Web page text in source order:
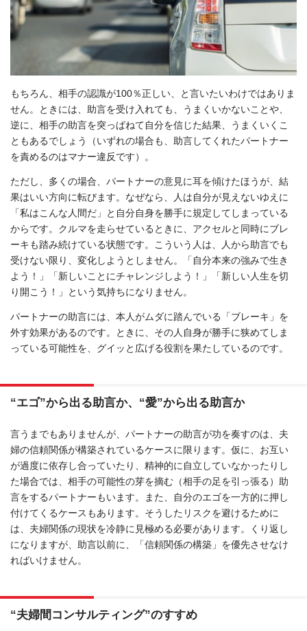
もちろん、相手の認識が100％正しい、と言いたいわけではありま
せん。ときには、助言を受け入れても、うまくいかないことや、
逆に、相手の助言を突っぱねて自分を信じた結果、うまくいくこ
ともあるでしょう（いずれの場合も、助言してくれたパートナー
を責めるのはマナー違反です）。
ただし、多くの場合、パートナーの意見に耳を傾けたほうが、結
果はいい方向に転びます。なぜなら、人は自分が見えないゆえに
「私はこんな人間だ」と自分自身を勝手に規定してしまっている
からです。クルマを走らせているときに、アクセルと同時にブレ
ーキも踏み続けている状態です。こういう人は、人から助言でも
受けない限り、変化しようとしません。「自分本来の強みで生き
よう！」「新しいことにチャレンジしよう！」「新しい人生を切
り開こう！」という気持ちになりません。
パートナーの助言には、本人がムダに踏んでいる「ブレーキ」を
外す効果があるのです。ときに、その人自身が勝手に狭めてしま
っている可能性を、グイッと広げる役割を果たしているのです。
“エゴ”から出る助言か、“愛”から出る助言か
言うまでもありませんが、パートナーの助言が功を奏すのは、夫
婦の信頼関係が構築されているケースに限ります。仮に、お互い
が過度に依存し合っていたり、精神的に自立していなかったりし
た場合では、相手の可能性の芽を摘む（相手の足を引っ張る）助
言をするパートナーもいます。また、自分のエゴを一方的に押し
付けてくるケースもあります。そうしたリスクを避けるために
は、夫婦関係の現状を冷静に見極める必要があります。くり返し
になりますが、助言以前に、「信頼関係の構築」を優先させなけ
ればいけません。
“夫婦間コンサルティング”のすすめ